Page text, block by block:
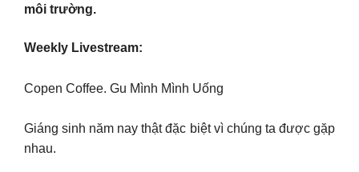
môi trường.
Weekly Livestream:
Copen Coffee. Gu Mình Mình Uống
Giáng sinh năm nay thật đặc biệt vì chúng ta được gặp
nhau.